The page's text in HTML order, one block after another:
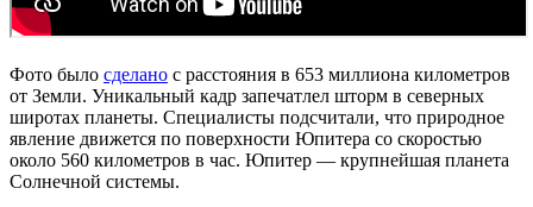
Фото было сделано с расстояния в 653 миллиона километров
от Земли. Уникальный кадр запечатлел шторм в северных
широтах планеты. Специалисты подсчитали, что природное
явление движется по поверхности Юпитера со скоростью
около 560 километров в час. Юпитер — крупнейшая планета
Солнечной системы.